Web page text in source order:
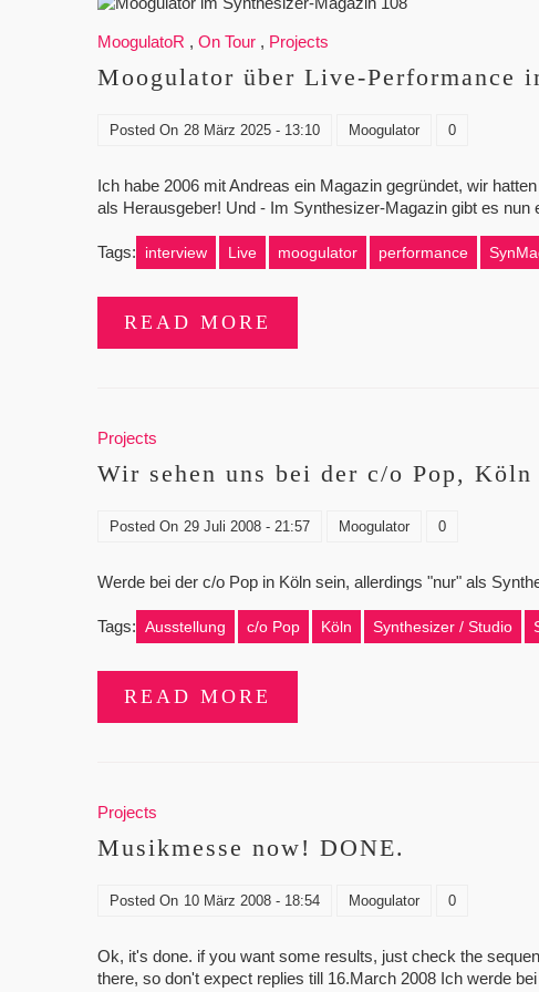
MoogulatoR , On Tour, Projects
Moogulator über Live-Performance
Posted On 28 März 2025 - 13:10 Moogulator 0
Ich habe 2006 mit Andreas ein Magazin gegründet, wir
als Herausgeber! Und - Im Synthesizer-Magazin gibt es
Tags: interview Live moogulator performance
READ MORE
Projects
Wir sehen uns bei der c/o Pop, Köln
Posted On 29 Juli 2008 - 21:57 Moogulator 0
Werde bei der c/o Pop in Köln sein, allerdings "nur" als
Tags: Ausstellung c/o Pop Köln Synthesizer / Studio
READ MORE
Projects
Musikmesse now! DONE.
Posted On 10 März 2008 - 18:54 Moogulator 0
Ok, it's done. if you want some results, just check the
there, so don't expect replies till 16.March 2008 Ich werde